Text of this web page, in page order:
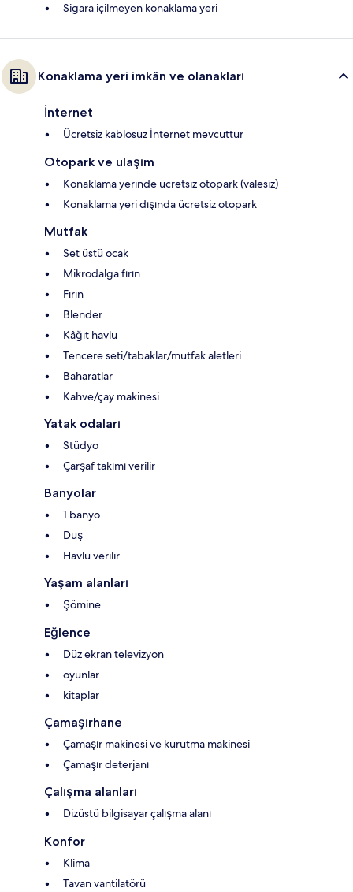
Sigara içilmeyen konaklama yeri
Konaklama yeri imkân ve olanakları
İnternet
Ücretsiz kablosuz İnternet mevcuttur
Otopark ve ulaşım
Konaklama yerinde ücretsiz otopark (valesiz)
Konaklama yeri dışında ücretsiz otopark
Mutfak
Set üstü ocak
Mikrodalga fırın
Fırın
Blender
Kâğıt havlu
Tencere seti/tabaklar/mutfak aletleri
Baharatlar
Kahve/çay makinesi
Yatak odaları
Stüdyo
Çarşaf takımı verilir
Banyolar
1 banyo
Duş
Havlu verilir
Yaşam alanları
Şömine
Eğlence
Düz ekran televizyon
oyunlar
kitaplar
Çamaşırhane
Çamaşır makinesi ve kurutma makinesi
Çamaşır deterjanı
Çalışma alanları
Dizüstü bilgisayar çalışma alanı
Konfor
Klima
Tavan vantilatörü